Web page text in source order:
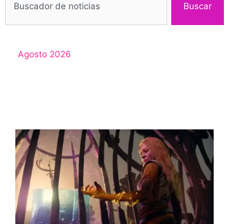
Buscar
Agosto 2026